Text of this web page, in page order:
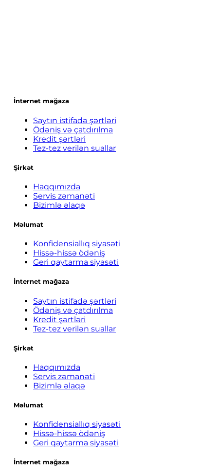
İnternet mağaza
Saytın istifadə şərtləri
Ödəniş və çatdırılma
Kredit şərtləri
Tez-tez verilən suallar
Şirkət
Haqqımızda
Servis zəmanəti
Bizimlə əlaqə
Məlumat
Konfidensiallıq siyasəti
Hissə-hissə ödəniş
Geri qaytarma siyasəti
İnternet mağaza
Saytın istifadə şərtləri
Ödəniş və çatdırılma
Kredit şərtləri
Tez-tez verilən suallar
Şirkət
Haqqımızda
Servis zəmanəti
Bizimlə əlaqə
Məlumat
Konfidensiallıq siyasəti
Hissə-hissə ödəniş
Geri qaytarma siyasəti
İnternet mağaza